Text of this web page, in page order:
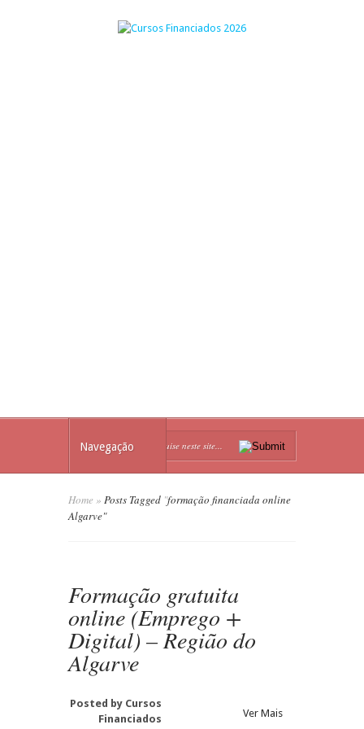
Navegação
Home » Posts Tagged "formação financiada online
Algarve"
Formação gratuita
online (Emprego +
Digital) – Região do
Algarve
Posted by Cursos
Financiados
Ver Mais